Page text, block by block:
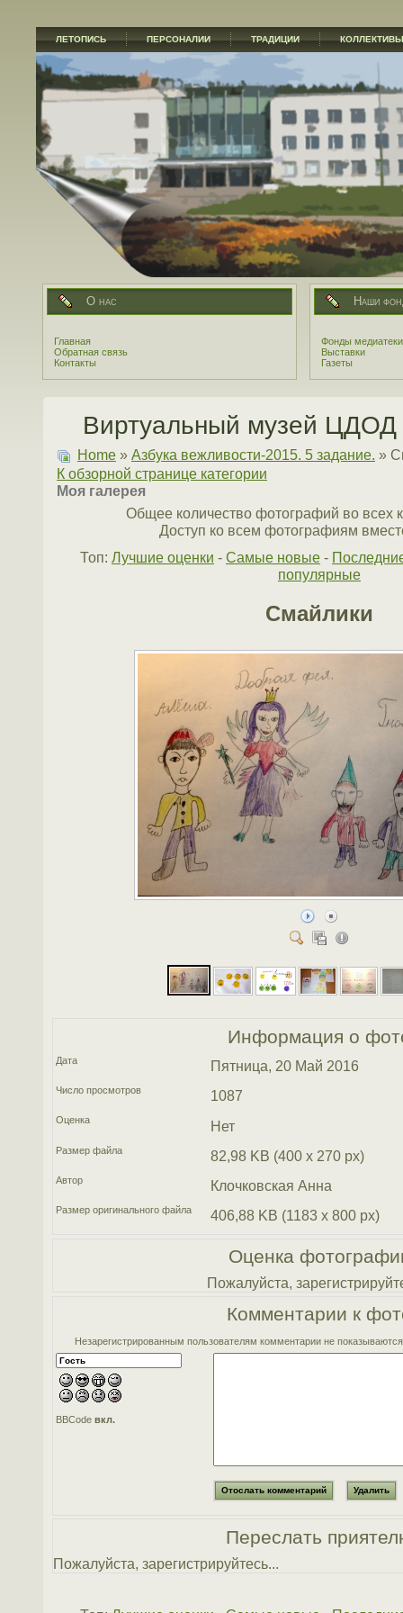
ЛЕТОПИСЬ ПЕРСОНАЛИИ ТРАДИЦИИ КОЛЛЕКТИВЫ
О нас
Главная
Обратная связь
Контакты
Наши
Фонды медиатеки
Выставки
Газеты
Виртуальный музей ЦДОД
Home » Азбука вежливости-2015. 5 задание. »
К обзорной странице категории
Моя галерея
Общее количество фотографий во всех
Доступ ко всем фотографиям
Топ: Лучшие оценки - Самые новые -
популярные
Смайлики
Информация о
Дата Пятница, 20 Май 2016
Число просмотров 1087
Оценка Нет
Размер файла 82,98 KB (400 x 270 px)
Автор Клочковская Анна
Размер оригинального файла 406,88 KB (1183 x 800 px)
Оценка
Пожалуйста,
Комментарии к
Незарегистрированным пользователям комментарии не
BBCodeвкл.
Переслать
Пожалуйста, зарегистрируйтесь...